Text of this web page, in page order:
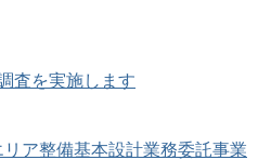
査を実施します
ア整備基本設計業務委託事業